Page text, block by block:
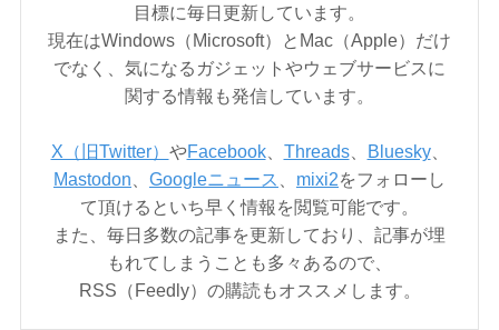
目標に毎日更新しています。
現在はWindows（Microsoft）とMac（Apple）だけ
でなく、気になるガジェットやウェブサービスに
関する情報も発信しています。
X（旧Twitter） やFacebook、 Threads、 Bluesky、
Mastodon
Googleニュース mixi2をフォローし
て頂けるといち早く情報を閲覧可能です。
また、毎日多数の記事を更新しており、記事が埋
もれてしまうことも多々あるので、
RSS（Feedly）の購読もオススメします。